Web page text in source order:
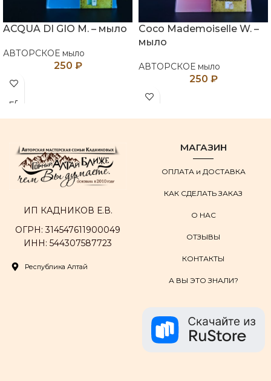
ACQUA DI GIO M. – мыло
АВТОРСКОЕ мыло
250 ₽
Coco Mademoiselle W. –
мыло
АВТОРСКОЕ мыло
250 ₽
ИП КАДНИКОВ Е.В.
ОГРН: 314547611900049
ИНН: 544307587723
Республика Алтай
МАГАЗИН
ОПЛАТА и ДОСТАВКА
КАК СДЕЛАТЬ ЗАКАЗ
О НАС
ОТЗЫВЫ
КОНТАКТЫ
А ВЫ ЭТО ЗНАЛИ?